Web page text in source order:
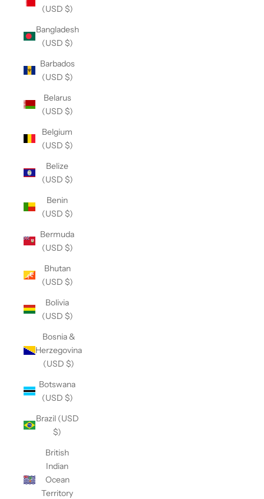
(USD $)
Bangladesh
(USD $)
Barbados
(USD $)
Belarus
(USD $)
Belgium
(USD $)
Belize
(USD $)
Benin
(USD $)
Bermuda
(USD $)
Bhutan
(USD $)
Bolivia
(USD $)
Bosnia &
Herzegovina
(USD $)
Botswana
(USD $)
Brazil (USD
$)
British
Indian
Ocean
Territory